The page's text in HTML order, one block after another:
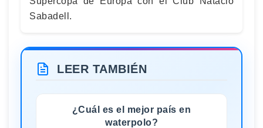
Sabadell.
LEER TAMBIÉN
¿Cuál es el mejor país en
waterpolo?